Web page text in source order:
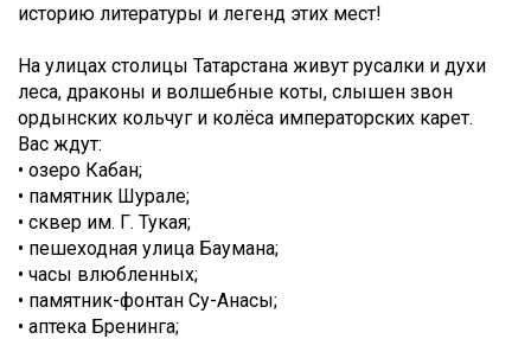
историю литературы и легенд этих мест!
На улицах столицы Татарстана живут русалки и духи
леса, драконы и волшебные коты, слышен звон
ордынских кольчуг и колёса императорских карет.
Вас ждут:
• озеро Кабан;
• памятник Шурале;
• сквер им. Г. Тукая;
• пешеходная улица Баумана;
• часы влюбленных;
• памятник-фонтан Су-Анасы;
• аптека Бренинга;